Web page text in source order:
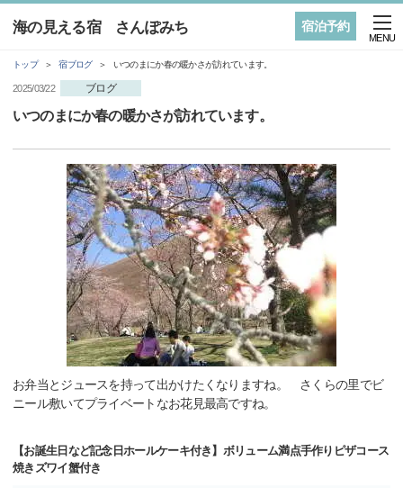
宿泊予約
海の見える宿 さんぽみち
MENU
トップ 宿ブログ いつのまにか春の暖かさが訪れています。
2025/03/22 ブログ
いつのまにか春の暖かさが訪れています。
お弁当とジュースを持って出かけたくなりますね。 さくらの里でビ
ニール敷いてプライベートなお花見最高ですね。
【お誕生日など記念日ホールケーキ付き】ボリューム満点手作りピザコース
焼きズワイ蟹付き